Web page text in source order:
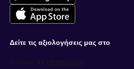
Δείτε τις αξιολογήσεις μας στο